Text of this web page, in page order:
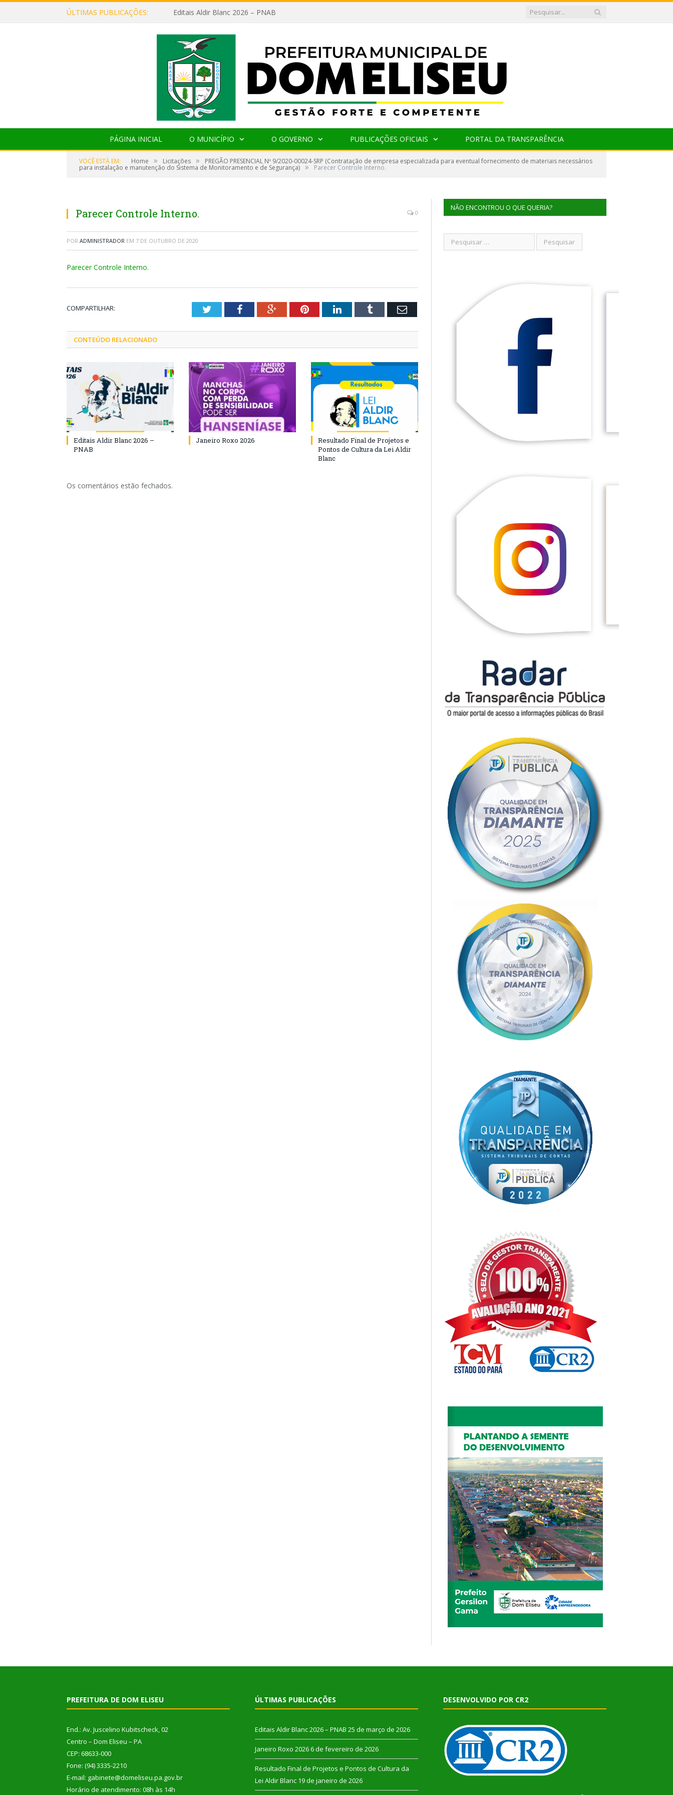
ÚLTIMAS PUBLICAÇÕES: Editais Aldir Blanc 2026 – PNAB
PÁGINA INICIAL O MUNICÍPIO O GOVERNO PUBLICAÇÕES OFICIAIS PORTAL DA TRANSPARÊNCIA
VOCÊ ESTÁ EM: Home » Licitações » PREGÃO PRESENCIAL Nº 9/2020-00024-SRP (Contratação de empresa especializada para eventual fornecimento de materiais necessários
para instalação e manutenção do Sistema de Monitoramento e de Segurança) » Parecer Controle Interno.
Parecer Controle Interno. 0
POR ADMINISTRADOR EM 7 DE OUTUBRO DE 2020
Parecer Controle Interno.
COMPARTILHAR: TwitterFacebookGoogle+PinterestLinkedInTumblr Email
CONTEÚDO RELACIONADO
Editais Aldir Blanc 2026 –
PNAB
Janeiro Roxo 2026
Resultado Final de Projetos e
Pontos de Cultura da Lei Aldir
Blanc
Os comentários estão fechados.
NÃO ENCONTROU O QUE QUERIA?
PREFEITURA DE DOM ELISEU
End.: Av. Juscelino Kubitscheck, 02
Centro – Dom Eliseu – PA
CEP: 68633-000
Fone: (94) 3335-2210
E-mail: gabinete@domeliseu.pa.gov.br
Horário de atendimento: 08h às 14h
ÚLTIMAS PUBLICAÇÕES
Editais Aldir Blanc 2026 – PNAB 25 de março de 2026
Janeiro Roxo 2026 6 de fevereiro de 2026
Resultado Final de Projetos e Pontos de Cultura da
Lei Aldir Blanc 19 de janeiro de 2026
DESENVOLVIDO POR CR2